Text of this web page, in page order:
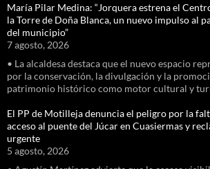
María Pilar Medina: “Jorquera estrena el
la Torre de Doña Blanca, un nuevo impulso al
del municipio”
7 agosto, 2026
• La alcaldesa destaca que el nuevo espacio
por la conservación, la divulgación y la
patrimonio histórico como motor cultural y
El PP de Motilleja denuncia el peligro por la
acceso al puente del Júcar en Cuasiermas y
urgente
5 agosto, 2026